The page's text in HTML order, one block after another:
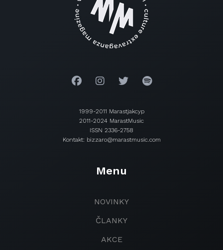
1999-2011 Marastjakcyp
2011-2024 MarastMusic
ISSN 2336-2758
Kontakt: bizzaro@marastmusic.com
Menu
NOVINKY
ČLANKY
AKCE